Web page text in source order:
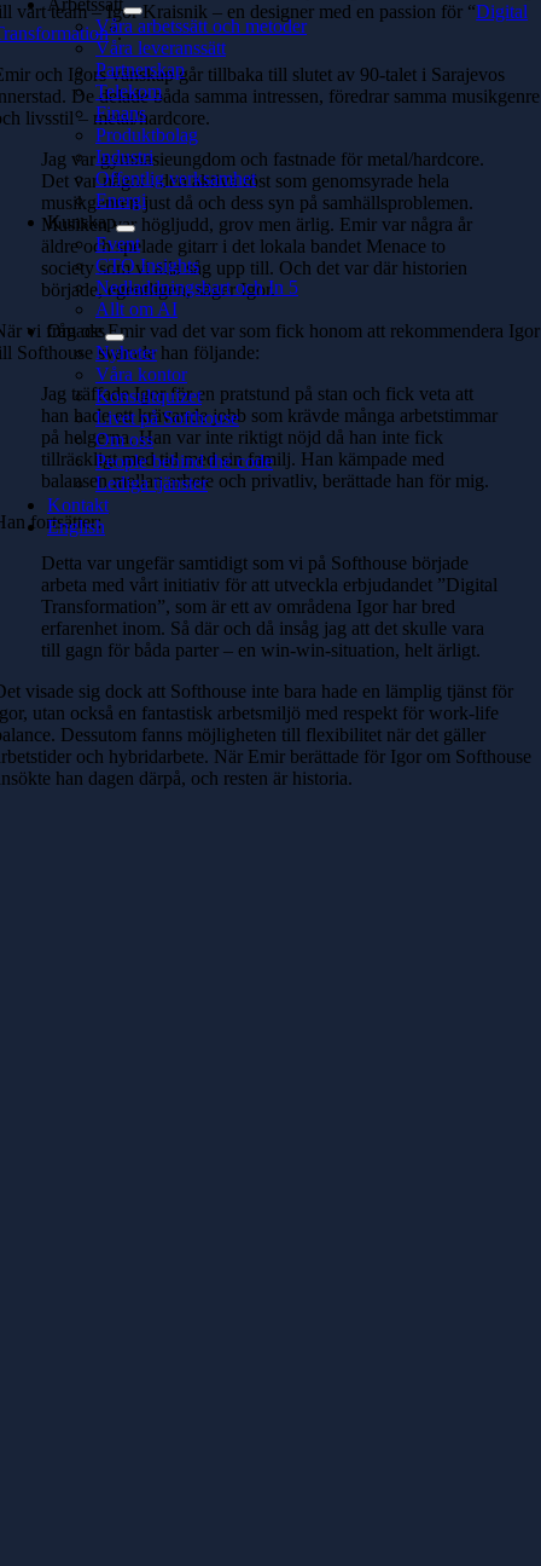
Arbetssätt
Våra arbetssätt och metoder
Våra leveranssätt
Partnerskap
Telekom
Finans
Produktbolag
Industri
Offentlig verksamhet
Energi
Kunskap
Event
CTO Insights
Nedladdningsbart och In 5
Allt om AI
Om oss
Nyheter
Våra kontor
Konsultquizet
Livet på Softhouse
Om oss
People behind the code
Lediga tjänster
Kontakt
English
vårt team – Igor Kraisnik – en designer med en passion för “Digital
”.
och Igors vänskap går tillbaka till slutet av 90-talet i Sarajevos
De delade båda samma intressen, föredrar samma musikgenre
livsstil – metal/hardcore.
Jag var gymnasieungdom och fastnade för metal/hardcore.
Det var något i den aktiva röst som genomsyrade hela
musikgenren just då och dess syn på samhällsproblemen.
Musiken var högljudd, grov men ärlig. Emir var några år
äldre och spelade gitarr i det lokala bandet Menace to
society som vi alla såg upp till. Och det var där historien
började, egentligen, säger Igor.
vi frågade Emir vad det var som fick honom att rekommendera Igor
Softhouse svarade han följande:
Jag träffade Igor för en pratstund på stan och fick veta att
han hade ett krävande jobb som krävde många arbetstimmar
på helgerna. Han var inte riktigt nöjd då han inte fick
tillräckligt med tid med sin familj. Han kämpade med
balansen mellan arbete och privatliv, berättade han för mig.
fortsätter:
Detta var ungefär samtidigt som vi på Softhouse började
arbeta med vårt initiativ för att utveckla erbjudandet ”Digital
Transformation”, som är ett av områdena Igor har bred
erfarenhet inom. Så där och då insåg jag att det skulle vara
till gagn för båda parter – en win-win-situation, helt ärligt.
visade sig dock att Softhouse inte bara hade en lämplig tjänst för
utan också en fantastisk arbetsmiljö med respekt för work-life
Dessutom fanns möjligheten till flexibilitet när det gäller
och hybridarbete. När Emir berättade för Igor om Softhouse
han dagen därpå, och resten är historia.